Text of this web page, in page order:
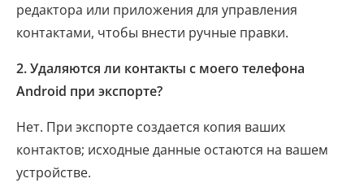
редактора или приложения для управления
контактами, чтобы внести ручные правки.
2. Удаляются ли контакты с моего телефона
Android при экспорте?
Нет. При экспорте создается копия ваших
контактов; исходные данные остаются на вашем
устройстве.